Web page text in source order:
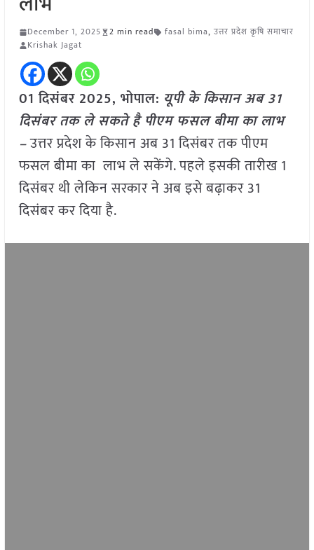
December 1, 2025 2 min read fasal bima, उत्तर प्रदेश कृषि समाचार
Krishak Jagat
01 दिसंबर 2025, भोपाल: यूपी के किसान अब 31
दिसंबर तक ले सकते है पीएम फसल बीमा का लाभ
–उत्तर प्रदेश के किसान अब 31 दिसंबर तक पीएम
फसल बीमा का लाभ ले सकेंगे. पहले इसकी तारीख 1
दिसंबर थी लेकिन सरकार ने अब इसे बढ़ाकर 31
दिसंबर कर दिया है.